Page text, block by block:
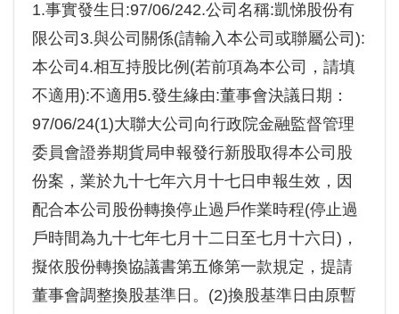
1.事實發生日:97/06/242.公司名稱:凱悌股份有
限公司3.與公司關係(請輸入本公司或聯屬公司):
本公司4.相互持股比例(若前項為本公司，請填
不適用):不適用5.發生緣由:董事會決議日期：
97/06/24(1)大聯大公司向行政院金融監督管理
委員會證券期貨局申報發行新股取得本公司股
份案，業於九十七年六月十七日申報生效，因
配合本公司股份轉換停止過戶作業時程(停止過
戶時間為九十七年七月十二日至七月十六日)，
擬依股份轉換協議書第五條第一款規定，提請
董事會調整換股基準日。(2)換股基準日由原暫